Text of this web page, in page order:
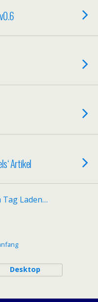
Artikel
Tag Laden…
Desktop